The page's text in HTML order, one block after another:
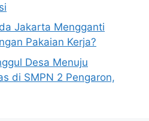
Jakarta Mengganti
Pakaian Kerja?
Desa Menuju
di SMPN 2 Pengaron,